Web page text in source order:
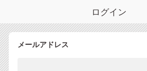
ログイン
メールアドレス